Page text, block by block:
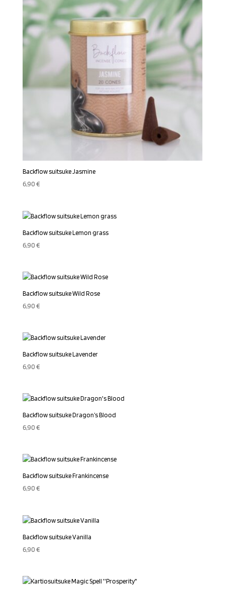
Backflow suitsuke Jasmine
6,90€
Backflow suitsuke Lemon grass
6,90€
Backflow suitsuke Wild Rose
6,90€
Backflow suitsuke Lavender
6,90€
Backflow suitsuke Dragon’s Blood
6,90€
Backflow suitsuke Frankincense
6,90€
Backflow suitsuke Vanilla
6,90€